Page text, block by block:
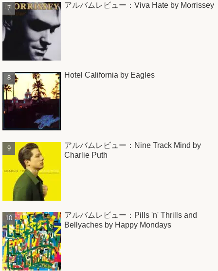
アルバムレビュー：Viva Hate by Morrissey
Hotel California by Eagles
アルバムレビュー：Nine Track Mind by
Charlie Puth
アルバムレビュー：Pills 'n' Thrills and
Bellyaches by Happy Mondays